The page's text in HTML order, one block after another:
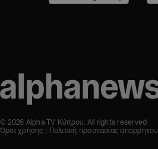
© 2026 Alpha TV Κύπρου. All rights reserved
Όροι χρήσης
Πολιτική προστασίας απορρήτου